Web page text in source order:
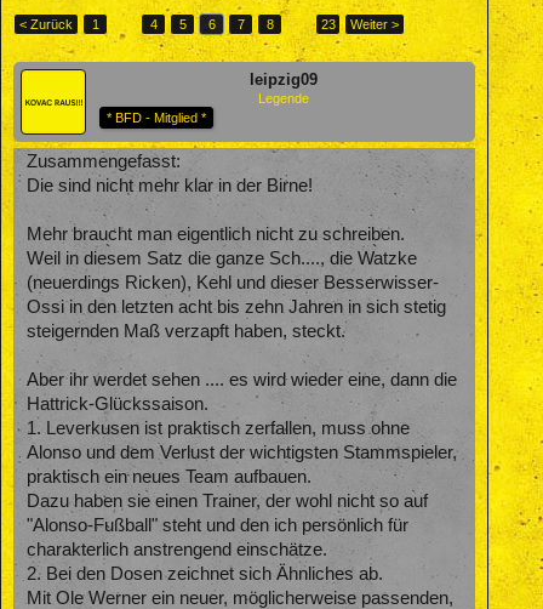
< Zurück 1 ← 4 5 6 7 8 → 23 Weiter >
leipzig09
Legende
* BFD - Mitglied *
Zusammengefasst:
Die sind nicht mehr klar in der Birne!
Mehr braucht man eigentlich nicht zu schreiben.
Weil in diesem Satz die ganze Sch...., die Watzke
(neuerdings Ricken), Kehl und dieser Besserwisser-
Ossi in den letzten acht bis zehn Jahren in sich stetig
steigernden Maß verzapft haben, steckt.
Aber ihr werdet sehen .... es wird wieder eine, dann die
Hattrick-Glückssaison.
1. Leverkusen ist praktisch zerfallen, muss ohne
Alonso und dem Verlust der wichtigsten Stammspieler,
praktisch ein neues Team aufbauen.
Dazu haben sie einen Trainer, der wohl nicht so auf
"Alonso-Fußball" steht und den ich persönlich für
charakterlich anstrengend einschätze.
2. Bei den Dosen zeichnet sich Ähnliches ab.
Mit Ole Werner ein neuer, möglicherweise passenden,